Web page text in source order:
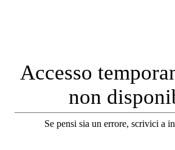
Accesso
non
Se pensi sia un errore, scrivici a